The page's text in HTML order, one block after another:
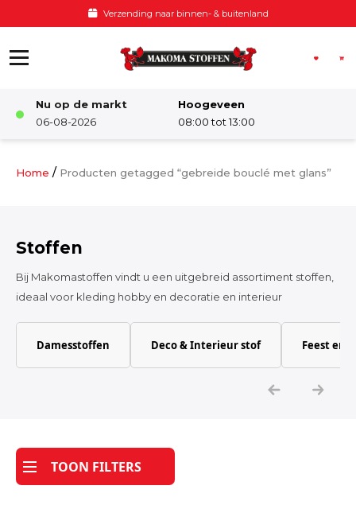
Verzending naar binnen- & buitenland
Nu op de markt
06-08-2026
Hoogeveen
08:00 tot 13:00
Damesstoffen
Katoen
Tijdpakker stof
Home / Producten getagged “gebreide bouclé met glans”
Stoffen
Bij Makomastoffen vindt u een uitgebreid assortiment stoffen,
ideaal voor kleding hobby en decoratie en interieur
Damesstoffen Deco & Interieur stof Feest en
TOON FILTERS